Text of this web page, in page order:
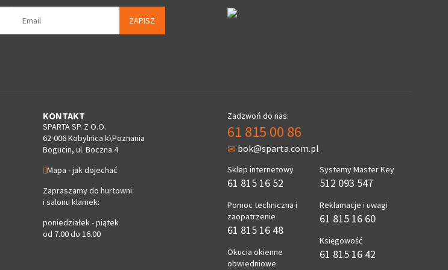
ZAPISZ
KONTAKT
SPARTA SP. Z O.O.
62-006 Kobylnica k\Poznania
Bogucin, ul. Boczna 4
Mapa - jak dojechać
Zapraszamy do hurtowni
i salonu klamek:
poniedziałek - piątek
od 7.00 do 16.00
Zadzwoń do nas:
61 815 00 86
bok@sparta.com.pl
Sklep internetowy
61 815 16 52
Pomoc techniczna i
zaopatrzenie
61 815 16 48
Okucia okienne
obwiedniowe
Systemy Master Key
512 093 547
Reklamacje i uwagi
61 815 16 60
Księgowość
61 815 16 42